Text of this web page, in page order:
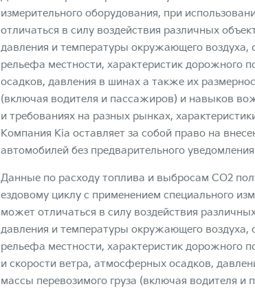
измерительного оборудования, при
отличаться в силу воздействия различных
давления и температуры окружающего воздуха,
рельефа местности, характеристик дорожного
осадков, давления в шинах а также их
(включая водителя и пассажиров) и навыков
и требованиях на разных рынках,
Компания Kia оставляет за собой право на
автомобилей без предварительного
Данные по расходу топлива и выбросам CO2
ездовому циклу с применением специального
может отличаться в силу воздействия
давления и температуры окружающего воздуха,
рельефа местности, характеристик дорожного
и скорости ветра, атмосферных осадков,
массы перевозимого груза (включая водителя